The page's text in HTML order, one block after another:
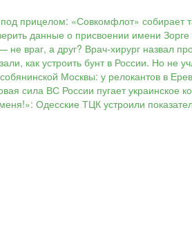
прицелом: «Совкомфлот» собирает
данные о присвоении имени Зорге
враг, а друг? Врач-хирург назвал
как устроить бунт в России. Но не
Москвы: у релокантов в
сила ВС России пугает украинское
Одесские ТЦК устроили